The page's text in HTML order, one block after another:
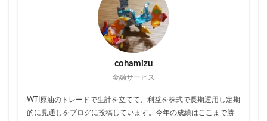
cohamizu
金融サービス
WTI原油のトレードで生計を立てて、利益を株式で長期運用し定期
的に見通しをブログに投稿しています。今年の成績はここまで勝